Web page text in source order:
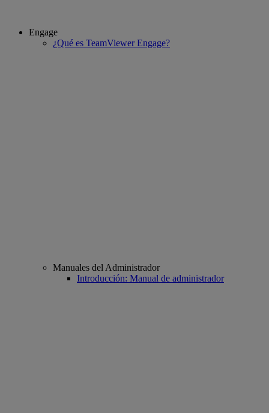
Engage
¿Qué es TeamViewer Engage?
Manuales del Administrador
Introducción: Manual de administrador